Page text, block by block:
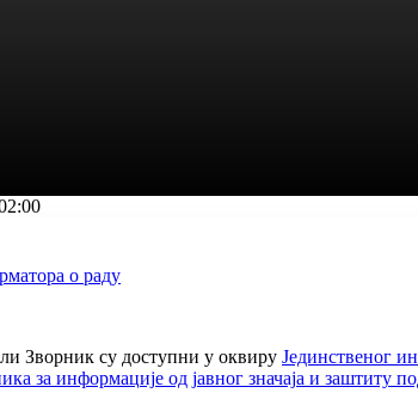
о раду
Зворник су доступни у оквиру Јединственог
за информације од јавног значаја и заштиту